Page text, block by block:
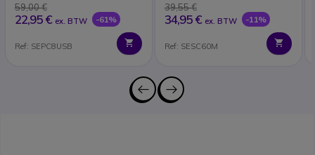
59,00 €
22,95 € ex. BTW -61%
Ref: SEPC8USB
39,55 €
34,95 € ex. BTW -11%
Ref: SESC60M